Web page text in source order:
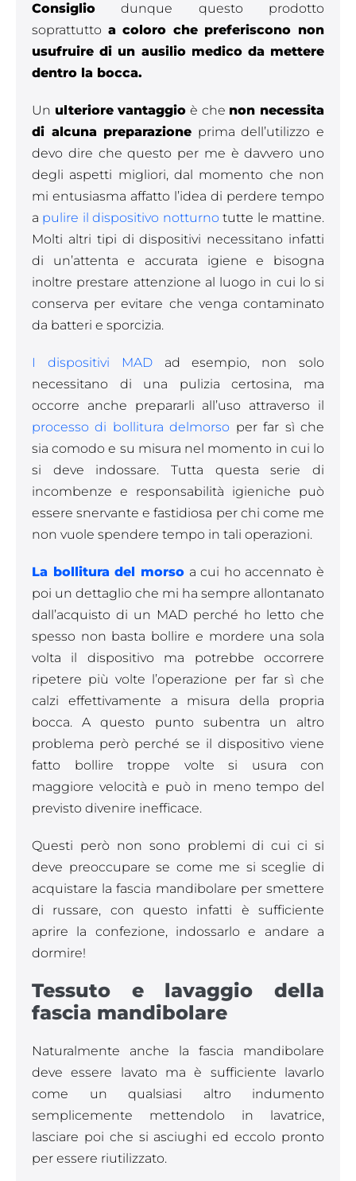
Consiglio dunque questo prodotto
soprattutto a coloro che preferiscono non
usufruire di un ausilio medico da mettere
dentro la bocca.
Un ulteriore vantaggio è che non necessita
di alcuna preparazione prima dell’utilizzo e
devo dire che questo per me è davvero uno
degli aspetti migliori, dal momento che non
mi entusiasma affatto l’idea di perdere tempo
a pulire il dispositivo notturno tutte le mattine.
Molti altri tipi di dispositivi necessitano infatti
di un’attenta e accurata igiene e bisogna
inoltre prestare attenzione al luogo in cui lo si
conserva per evitare che venga contaminato
da batteri e sporcizia.
I dispositivi MADad esempio, non solo
necessitano di una pulizia certosina, ma
occorre anche prepararli all’uso attraverso il
processo di bollitura delmorso per far sì che
sia comodo e su misura nel momento in cui lo
si deve indossare. Tutta questa serie di
incombenze e responsabilità igieniche può
essere snervante e fastidiosa per chi come me
non vuole spendere tempo in tali operazioni.
La bollitura del morsoa cui ho accennato è
poi un dettaglio che mi ha sempre allontanato
dall’acquisto di un MAD perché ho letto che
spesso non basta bollire e mordere una sola
volta il dispositivo ma potrebbe occorrere
ripetere più volte l’operazione per far sì che
calzi effettivamente a misura della propria
bocca. A questo punto subentra un altro
problema però perché se il dispositivo viene
fatto bollire troppe volte si usura con
maggiore velocità e può in meno tempo del
previsto divenire inefficace.
Questi però non sono problemi di cui ci si
deve preoccupare se come me si sceglie di
acquistare la fascia mandibolare per smettere
di russare, con questo infatti è sufficiente
aprire la confezione, indossarlo e andare a
dormire!
Tessuto e lavaggio della
fascia mandibolare
Naturalmente anche la fascia mandibolare
deve essere lavato ma è sufficiente lavarlo
come un qualsiasi altro indumento
semplicemente mettendolo in lavatrice,
lasciare poi che si asciughi ed eccolo pronto
per essere riutilizzato.